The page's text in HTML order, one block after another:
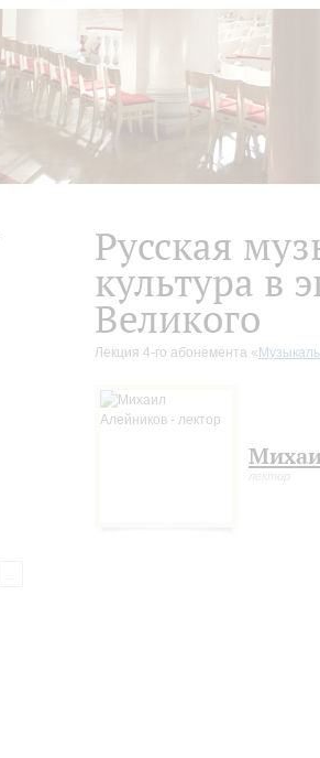
Русская
культура в
Великого
Лекция 4-го абонемента «
лектор